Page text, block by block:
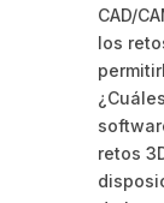
CAD/
los
retos